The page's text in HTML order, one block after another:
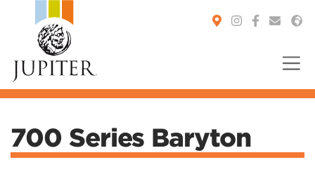
700 Series Baryton